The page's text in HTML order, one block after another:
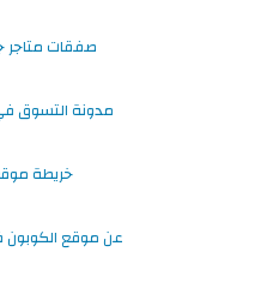
صفقات متاجر
مدونة التسوق
خريطة
عن موقع